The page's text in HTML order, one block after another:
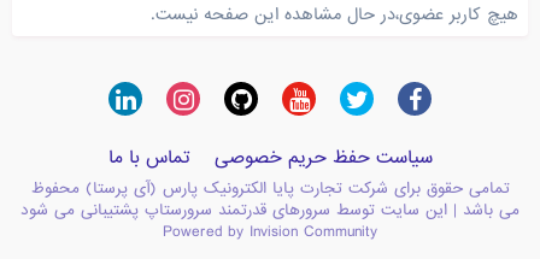
هیچ کاربر عضوی،در حال مشاهده این صفحه نیست.
سیاست حفظ حریم خصوصی تماس با ما
تمامی حقوق برای شرکت تجارت پایا الکترونیک پارس (آی پرستا) محفوظ
می باشد | این سایت توسط سرورهای قدرتمند سرورستاپ پشتیبانی می شود
Powered by Invision Community